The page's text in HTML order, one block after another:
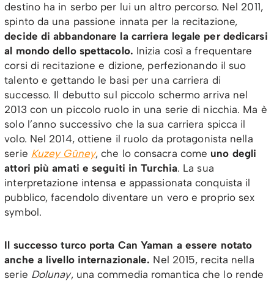
destino ha in serbo per lui un altro percorso. Nel 2011,
spinto da una passione innata per la recitazione,
decide di abbandonare la carriera legale per dedicarsi
al mondo dello spettacolo. Inizia così a frequentare
corsi di recitazione e dizione, perfezionando il suo
talento e gettando le basi per una carriera di
successo. Il debutto sul piccolo schermo arriva nel
2013 con un piccolo ruolo in una serie di nicchia. Ma è
solo l’anno successivo che la sua carriera spicca il
volo. Nel 2014, ottiene il ruolo da protagonista nella
serie Kuzey Güney, che lo consacra come uno degli
attori più amati e seguiti in Turchia. La sua
interpretazione intensa e appassionata conquista il
pubblico, facendolo diventare un vero e proprio sex
symbol.
Il successo turco porta Can Yaman a essere notato
anche a livello internazionale. Nel 2015, recita nella
serie Dolunay, una commedia romantica che lo rende